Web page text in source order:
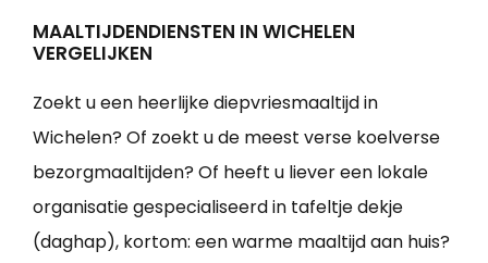
MAALTIJDENDIENSTEN IN WICHELEN
VERGELIJKEN
Zoekt u een heerlijke diepvriesmaaltijd in
Wichelen? Of zoekt u de meest verse koelverse
bezorgmaaltijden? Of heeft u liever een lokale
organisatie gespecialiseerd in tafeltje dekje
(daghap), kortom: een warme maaltijd aan huis?